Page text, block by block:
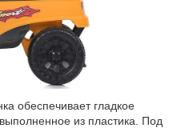
обеспечивает гладкое
из пластика. Под